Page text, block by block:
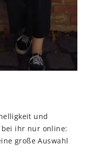
und
bei ihr nur online:
große Auswahl